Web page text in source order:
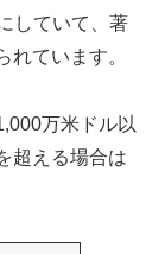
していて、著
ています。
万米ドル以
超える場合は